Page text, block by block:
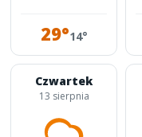
29°14°
Czwartek
13 sierpnia